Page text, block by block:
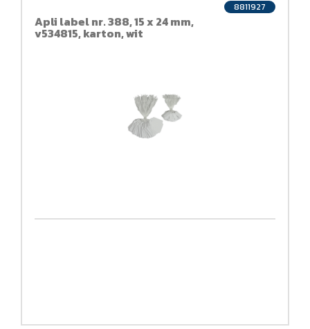
Apli label nr. 388, 15 x 24 mm,
v534815, karton, wit
8811927